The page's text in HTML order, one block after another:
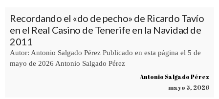
Recordando el «do de pecho» de Ricardo Tavío
en el Real Casino de Tenerife en la Navidad de
2011
Autor: Antonio Salgado Pérez Publicado en esta página el 5 de
mayo de 2026 Antonio Salgado Pérez
Antonio Salgado Pérez
mayo 5, 2026